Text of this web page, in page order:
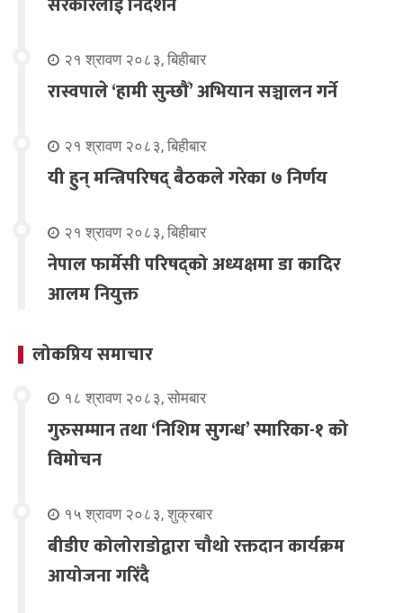
२१ श्रावण २०८३, बिहीबार
रास्वपाले ‘हामी सुन्छौँ’ अभियान सञ्चालन गर्ने
२१ श्रावण २०८३, बिहीबार
यी हुन् मन्त्रिपरिषद् बैठकले गरेका ७ निर्णय
२१ श्रावण २०८३, बिहीबार
नेपाल फार्मेसी परिषद्को अध्यक्षमा डा कादिर
आलम नियुक्त
लोकप्रिय समाचार
१८ श्रावण २०८३, सोमबार
गुरुसम्मान तथा ‘निशिम सुगन्ध’ स्मारिका-१ को
विमोचन
१५ श्रावण २०८३, शुक्रबार
बीडीए कोलोराडोद्वारा चौथो रक्तदान कार्यक्रम
आयोजना गरिंदै